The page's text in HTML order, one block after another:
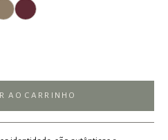
TINTO
AO CARRINHO